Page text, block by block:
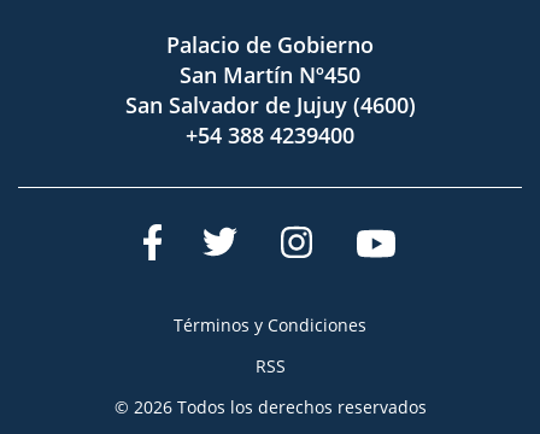
Palacio de Gobierno
San Martín Nº450
San Salvador de Jujuy (4600)
+54 388 4239400
Términos y Condiciones
RSS
© 2026 Todos los derechos reservados